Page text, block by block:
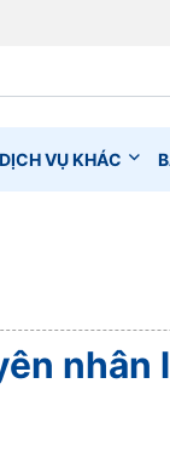
DỊCH VỤ KHÁC
nhân